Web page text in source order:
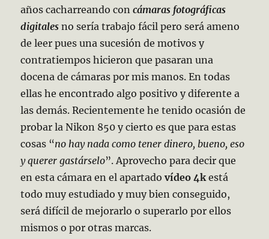
años cacharreando concámaras fotográficas
digitales no sería trabajo fácil pero será ameno
de leer pues una sucesión de motivos y
contratiempos hicieron que pasaran una
docena de cámaras por mis manos. En todas
ellas he encontrado algo positivo y diferente a
las demás. Recientemente he tenido ocasión de
probar la Nikon 850 y cierto es que para estas
cosas “no hay nada como tener dinero, bueno, eso
y querer gastárselo”. Aprovecho para decir que
en esta cámara en el apartadovídeo 4kestá
todo muy estudiado y muy bien conseguido,
será difícil de mejorarlo o superarlo por ellos
mismos o por otras marcas.